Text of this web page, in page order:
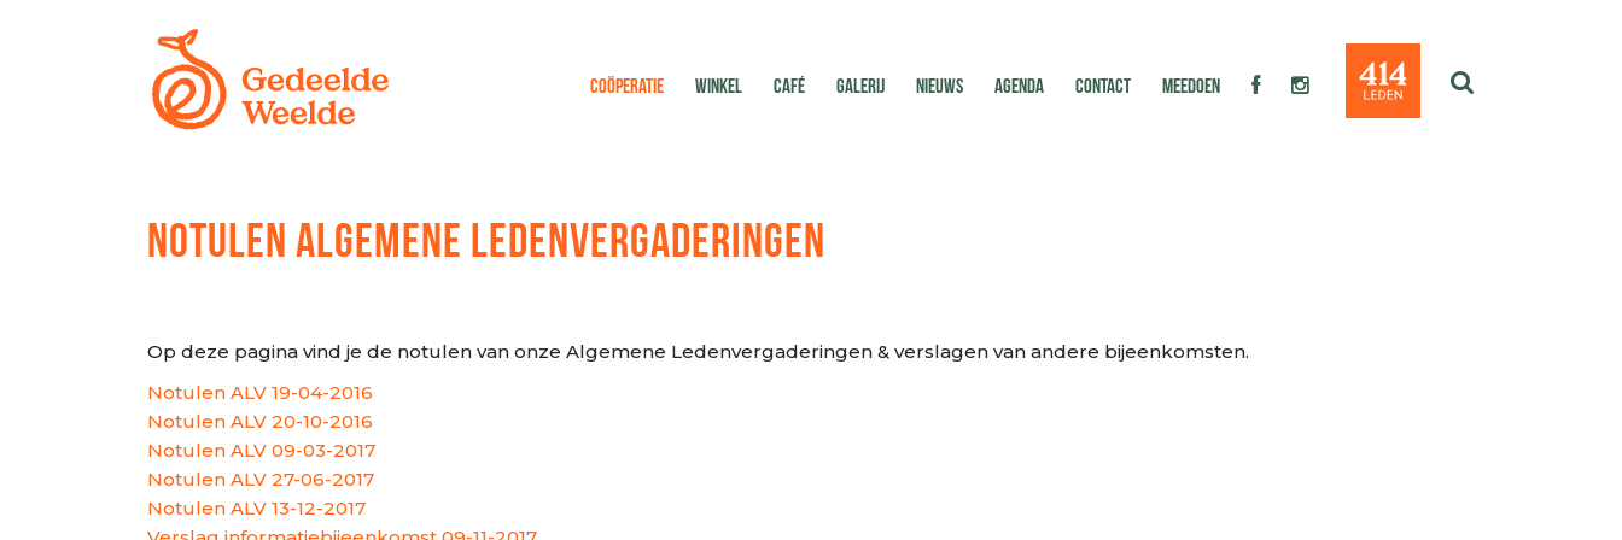
COÖPERATIE WINKEL CAFÉ GALERIJ NIEUWS AGENDA CONTACT MEEDOEN
NOTULEN ALGEMENE LEDENVERGADERINGEN
Op deze pagina vind je de notulen van onze Algemene Ledenvergaderingen & verslagen van andere bijeenkomsten.
Notulen ALV 19-04-2016
Notulen ALV 20-10-2016
Notulen ALV 09-03-2017
Notulen ALV 27-06-2017
Notulen ALV 13-12-2017